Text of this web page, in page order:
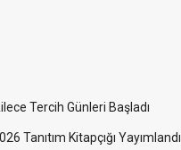
Tercih Günleri Başladı
Tanıtım Kitapçığı Yayımlandı